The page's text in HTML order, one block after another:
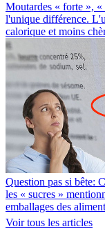
Moutardes « forte »,
l'unique différence.
calorique et moins
Question pas si bête:
les « sucres »
emballages des
Voir tous les articles